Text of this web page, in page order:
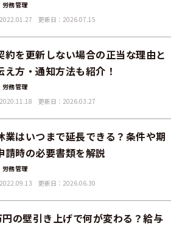
労務管理
更新日：2026.07.15
約を更新しない場合の正当な理由と
え方・通知方法も紹介！
労務管理
更新日：2026.03.27
業はいつまで延長できる？条件や期
請時の必要書類を解説
労務管理
更新日：2026.06.30
の壁引き上げで何が変わる？給与